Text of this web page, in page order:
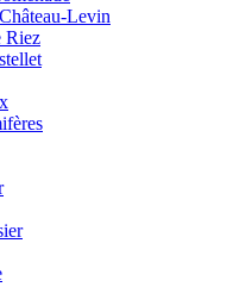
Levin
Riez